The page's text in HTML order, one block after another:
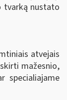
tvarką nustato
atvejais
mažesnio,
specialiajame